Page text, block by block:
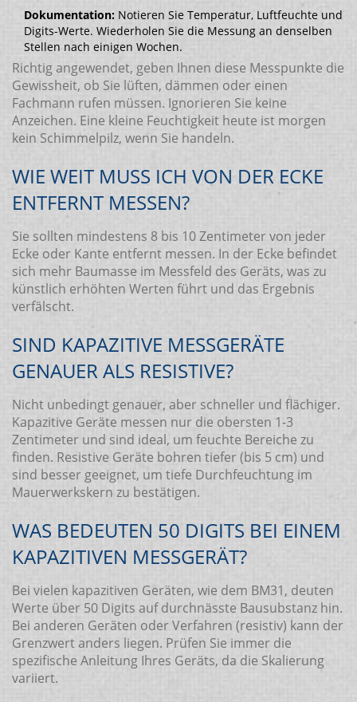
Dokumentation: Notieren Sie Temperatur, Luftfeuchte und
Digits-Werte. Wiederholen Sie die Messung an denselben
Stellen nach einigen Wochen.
Richtig angewendet, geben Ihnen diese Messpunkte die
Gewissheit, ob Sie lüften, dämmen oder einen
Fachmann rufen müssen. Ignorieren Sie keine
Anzeichen. Eine kleine Feuchtigkeit heute ist morgen
kein Schimmelpilz, wenn Sie handeln.
WIE WEIT MUSS ICH VON DER ECKE
ENTFERNT MESSEN?
Sie sollten mindestens 8 bis 10 Zentimeter von jeder
Ecke oder Kante entfernt messen. In der Ecke befindet
sich mehr Baumasse im Messfeld des Geräts, was zu
künstlich erhöhten Werten führt und das Ergebnis
verfälscht.
SIND KAPAZITIVE MESSGERÄTE
GENAUER ALS RESISTIVE?
Nicht unbedingt genauer, aber schneller und flächiger.
Kapazitive Geräte messen nur die obersten 1-3
Zentimeter und sind ideal, um feuchte Bereiche zu
finden. Resistive Geräte bohren tiefer (bis 5 cm) und
sind besser geeignet, um tiefe Durchfeuchtung im
Mauerwerkskern zu bestätigen.
WAS BEDEUTEN 50 DIGITS BEI EINEM
KAPAZITIVEN MESSGERÄT?
Bei vielen kapazitiven Geräten, wie dem BM31, deuten
Werte über 50 Digits auf durchnässte Bausubstanz hin.
Bei anderen Geräten oder Verfahren (resistiv) kann der
Grenzwert anders liegen. Prüfen Sie immer die
spezifische Anleitung Ihres Geräts, da die Skalierung
variiert.